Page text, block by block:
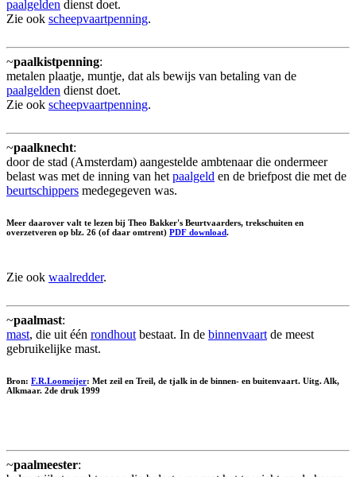
paalgelden dienst doet.
Zie ook scheepvaartpenning.
~paalkistpenning:
metalen plaatje, muntje, dat als bewijs van betaling van de
paalgelden dienst doet.
Zie ook scheepvaartpenning.
~paalknecht:
door de stad (Amsterdam) aangestelde ambtenaar die ondermeer
belast was met de inning van het paalgeld en de briefpost die met de
beurtschippers medegegeven was.
Meer daarover valt te lezen bij Theo Bakker's Beurtvaarders, trekschuiten en
overzetveren op blz. 26 (of daar omtrent) PDF download.
Zie ook waalredder.
~paalmast:
mast, die uit één rondhoutbestaat. In de binnenvaartde meest
gebruikelijke mast.
Bron: F.R.Loomeijer: Met zeil en Treil, de tjalk in de binnen- en buitenvaart. Uitg. Alk,
Alkmaar. 2de druk 1999
~paalmeester: